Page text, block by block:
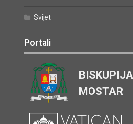
Svijet
Portali
BISKUPIJA
MOSTAR